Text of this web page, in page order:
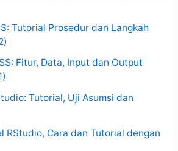
Tutorial Prosedur dan Langkah
Fitur, Data, Input dan Output
Tutorial, Uji Asumsi dan
RStudio, Cara dan Tutorial dengan